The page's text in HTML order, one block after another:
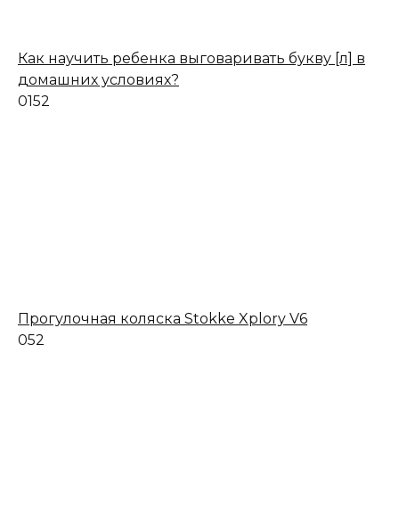
Как научить ребенка выговаривать букву [л] в
домашних условиях?
0152
Прогулочная коляска Stokke Xplory V6
052